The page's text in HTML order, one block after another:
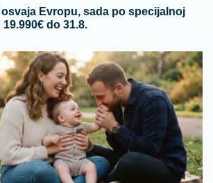
Evropu, sada po specijalnoj
do 31.8.